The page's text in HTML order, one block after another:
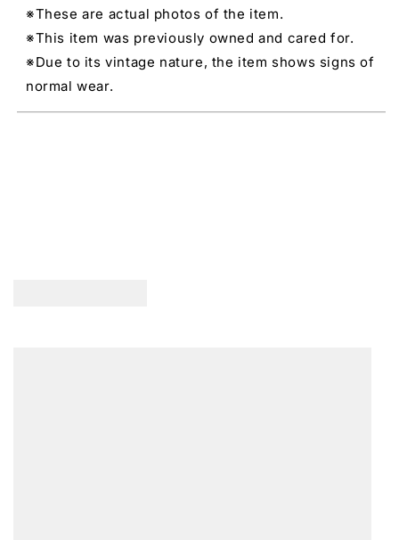
※These are actual photos of the item.
※This item was previously owned and cared for.
※Due to its vintage nature, the item shows signs of
normal wear.